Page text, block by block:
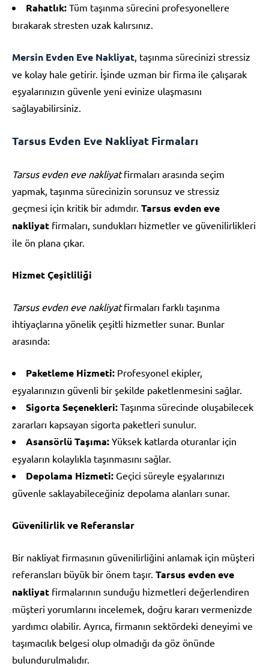
Rahatlık: Tüm taşınma sürecini profesyonellere
bırakarak stresten uzak kalırsınız.
Mersin Evden Eve Nakliyat , taşınma sürecinizi stressiz
ve kolay hale getirir. İşinde uzman bir firma ile çalışarak
eşyalarınızın güvenle yeni evinize ulaşmasını
sağlayabilirsiniz.
Tarsus Evden Eve Nakliyat Firmaları
Tarsus evden eve nakliyatfirmaları arasında seçim
yapmak, taşınma sürecinizin sorunsuz ve stressiz
geçmesi için kritik bir adımdır. Tarsus evden eve
nakliyat firmaları, sundukları hizmetler ve güvenilirlikleri
ile ön plana çıkar.
Hizmet Çeşitliliği
Tarsus evden eve nakliyatfirmaları farklı taşınma
ihtiyaçlarına yönelik çeşitli hizmetler sunar. Bunlar
arasında:
Paketleme Hizmeti: Profesyonel ekipler,
eşyalarınızın güvenli bir şekilde paketlenmesini sağlar.
Sigorta Seçenekleri: Taşınma sürecinde oluşabilecek
zararları kapsayan sigorta paketleri sunulur.
Asansörlü Taşıma: Yüksek katlarda oturanlar için
eşyaların kolaylıkla taşınmasını sağlar.
Depolama Hizmeti: Geçici süreyle eşyalarınızı
güvenle saklayabileceğiniz depolama alanları sunar.
Güvenilirlik ve Referanslar
Bir nakliyat firmasının güvenilirliğini anlamak için müşteri
referansları büyük bir önem taşır. Tarsus evden eve
nakliyat firmalarının sunduğu hizmetleri değerlendiren
müşteri yorumlarını incelemek, doğru kararı vermenizde
yardımcı olabilir. Ayrıca, firmanın sektördeki deneyimi ve
taşımacılık belgesi olup olmadığı da göz önünde
bulundurulmalıdır.